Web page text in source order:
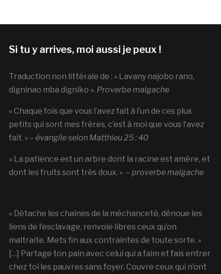
Si tu y arrives, moi aussi je peux !
Traduction non littérale de : « Lavany najobo rano,
digninao mba digniko ». Proverbe malgache
« Chaque fois que vous l’avez fait à l’un de ces plus
petits qui sont mes frères, c’est à moi que vous l’avez
fait. » – évangile selon Matthieu 25 : 40
« La patience est un arbre dont la racine est amère, et
dont les fruits sont très doux. » – proverbe malgache
« Détache les chaînes de la méchanceté, dénoue les
liens de l’esclavage, renvoie libres ceux qu’on
maltraite. Mets fin aux contraintes de toute sorte. »
[…] Partage ton pain avec celui qui a faim et fais entrer
chez toi les pauvres sans foyer. Couvre ceux qui n’ont